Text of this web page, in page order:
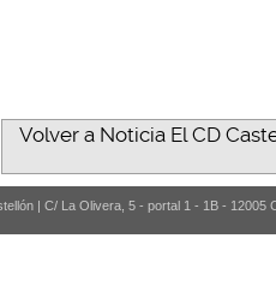
Volver a Noticia El CD
| C/ La Olivera, 5 - portal 1 - 1B - 12005